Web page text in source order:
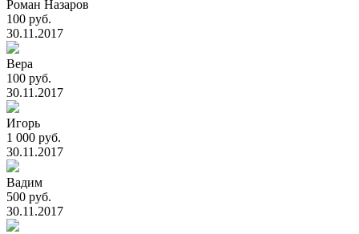
Роман Назаров
100 руб.
30.11.2017
Вера
100 руб.
30.11.2017
Игорь
1 000 руб.
30.11.2017
Вадим
500 руб.
30.11.2017